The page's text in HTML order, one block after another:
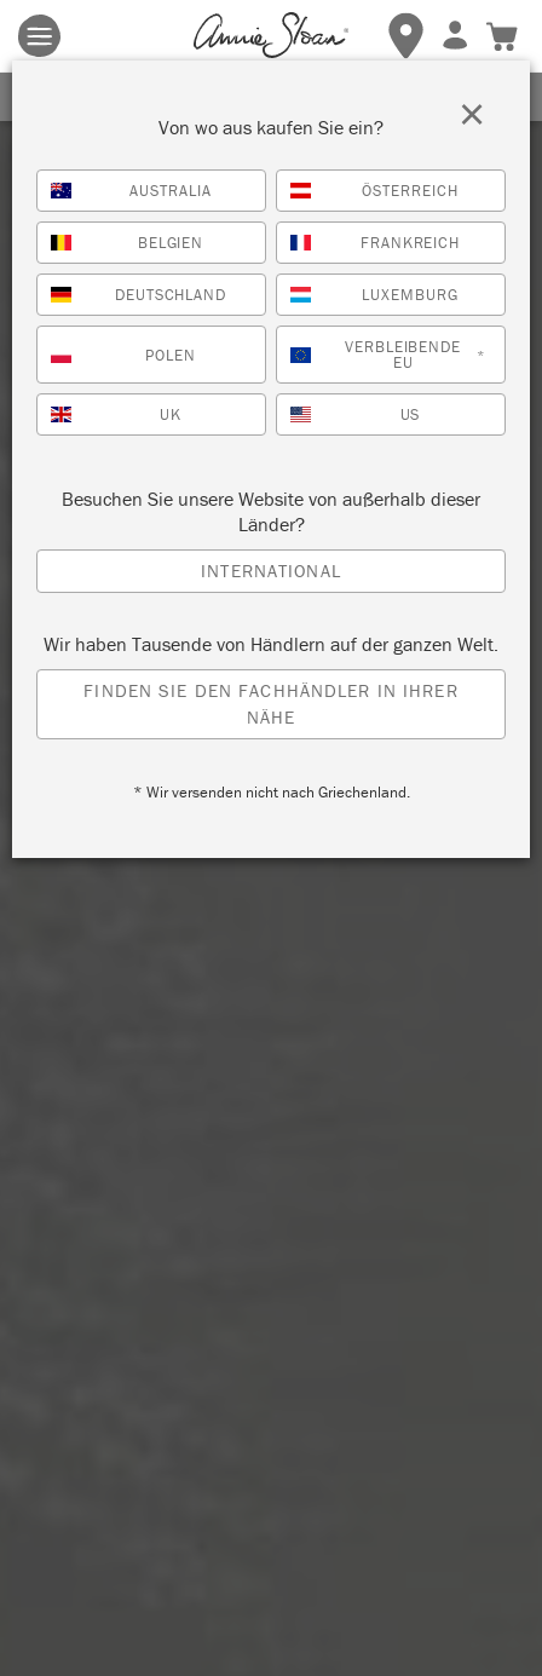
Es gelten die allgemeinen Geschäftsbedingungen.
hierfür weitere Informationen.
Von wo aus kaufen Sie ein?
AUSTRALIA ÖSTERREICH
BELGIEN FRANKREICH
DEUTSCHLAND LUXEMBURG
POLEN VERBLEIBENDE
EU *
UK US
Besuchen Sie unsere Website von außerhalb dieser
Länder?
INTERNATIONAL
Wir haben Tausende von Händlern auf der ganzen Welt.
FINDEN SIE DEN FACHHÄNDLER IN IHRER
NÄHE
* Wir versenden nicht nach Griechenland.
×